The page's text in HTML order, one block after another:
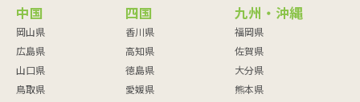
中国
岡山県
広島県
山口県
鳥取県
四国
香川県
高知県
徳島県
愛媛県
九州・沖縄
福岡県
佐賀県
大分県
熊本県